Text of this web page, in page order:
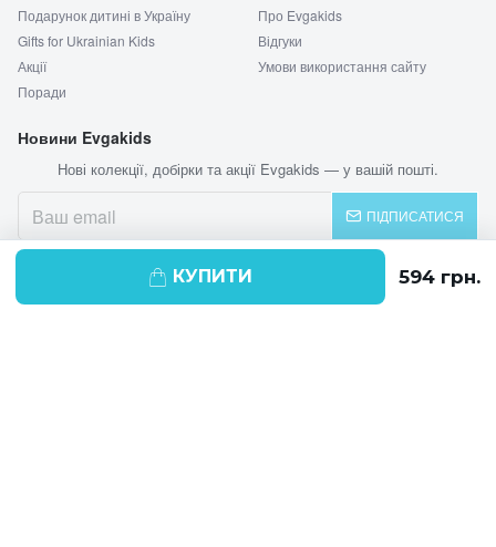
КУПИТИ
Подарунок дитині в Україну
Gifts for Ukrainian Kids
Акції
Поради
Про Evgakids
Відгуки
Умови використання сайту
Новини Evgakids
Нові колекції, добірки та акції Evgakids — у вашій пошті.
ПІДПИСАТИСЯ